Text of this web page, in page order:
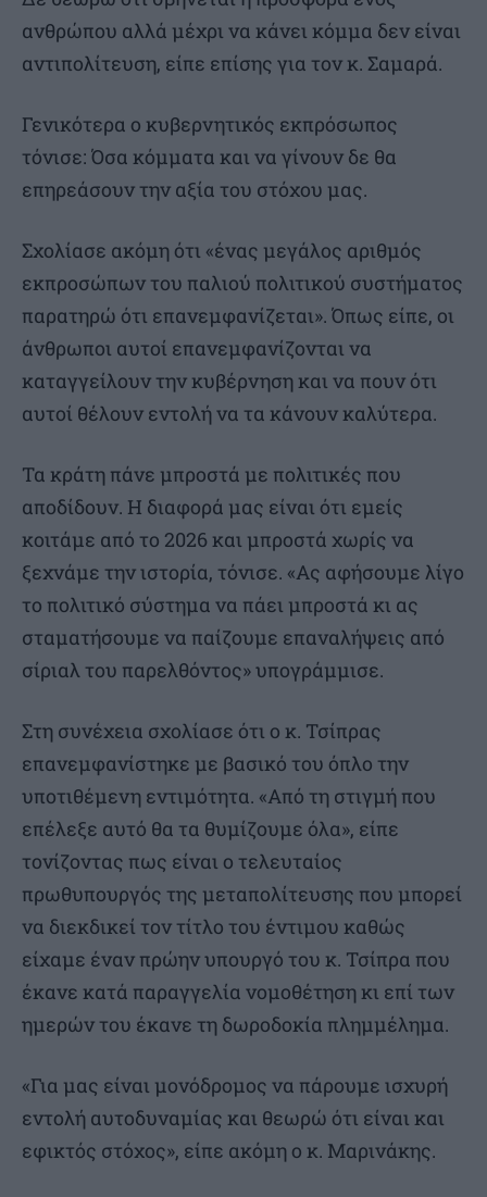
ανθρώπου αλλά μέχρι να κάνει κόμμα δεν είναι
αντιπολίτευση, είπε επίσης για τον κ. Σαμαρά.
Γενικότερα ο κυβερνητικός εκπρόσωπος
τόνισε: Όσα κόμματα και να γίνουν δε θα
επηρεάσουν την αξία του στόχου μας.
Σχολίασε ακόμη ότι «ένας μεγάλος αριθμός
εκπροσώπων του παλιού πολιτικού συστήματος
παρατηρώ ότι επανεμφανίζεται». Όπως είπε, οι
άνθρωποι αυτοί επανεμφανίζονται να
καταγγείλουν την κυβέρνηση και να πουν ότι
αυτοί θέλουν εντολή να τα κάνουν καλύτερα.
Τα κράτη πάνε μπροστά με πολιτικές που
αποδίδουν. Η διαφορά μας είναι ότι εμείς
κοιτάμε από το 2026 και μπροστά χωρίς να
ξεχνάμε την ιστορία, τόνισε. «Ας αφήσουμε λίγο
το πολιτικό σύστημα να πάει μπροστά κι ας
σταματήσουμε να παίζουμε επαναλήψεις από
σίριαλ του παρελθόντος» υπογράμμισε.
Στη συνέχεια σχολίασε ότι ο κ. Τσίπρας
επανεμφανίστηκε με βασικό του όπλο την
υποτιθέμενη εντιμότητα. «Από τη στιγμή που
επέλεξε αυτό θα τα θυμίζουμε όλα», είπε
τονίζοντας πως είναι ο τελευταίος
πρωθυπουργός της μεταπολίτευσης που μπορεί
να διεκδικεί τον τίτλο του έντιμου καθώς
είχαμε έναν πρώην υπουργό του κ. Τσίπρα που
έκανε κατά παραγγελία νομοθέτηση κι επί των
ημερών του έκανε τη δωροδοκία πλημμέλημα.
«Για μας είναι μονόδρομος να πάρουμε ισχυρή
εντολή αυτοδυναμίας και θεωρώ ότι είναι και
εφικτός στόχος», είπε ακόμη ο κ. Μαρινάκης.